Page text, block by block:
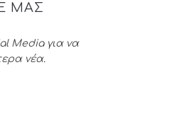
ΜΑΣ
Media για να
νέα.